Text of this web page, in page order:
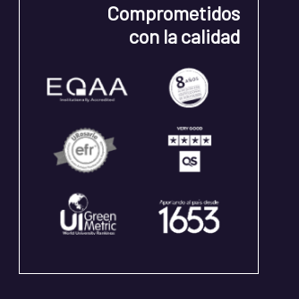
Comprometidos
con la calidad